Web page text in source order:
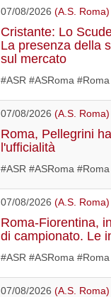
07/08/2026 (A.S. Roma)
Cristante: Lo
La presenza della
sul mercato
#ASR #ASRoma
07/08/2026 (A.S. Roma)
Roma, Pellegrini
l'ufficialità
#ASR #ASRoma
07/08/2026 (A.S. Roma)
Roma-Fiorentina,
di campionato. Le
#ASR #ASRoma
07/08/2026 (A.S. Roma)